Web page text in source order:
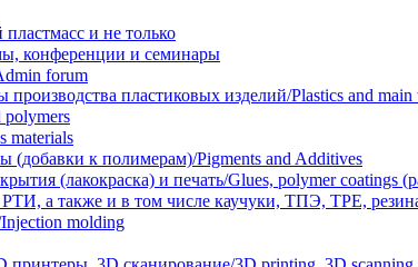
и не только
конференции и семинары
forum
пластиковых изделий/Plastics and
materials
к полимерам)/Pigments and Additives
(лакокраска) и печать/Glues, polymer coatings
а также и в том числе каучуки, ТПЭ, TPE,
molding